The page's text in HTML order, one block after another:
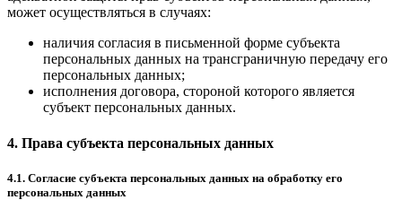
может осуществляться в случаях:
наличия согласия в письменной форме субъекта
персональных данных на трансграничную передачу его
персональных данных;
исполнения договора, стороной которого является
субъект персональных данных.
4. Права субъекта персональных данных
4.1. Согласие субъекта персональных данных на обработку его
персональных данных